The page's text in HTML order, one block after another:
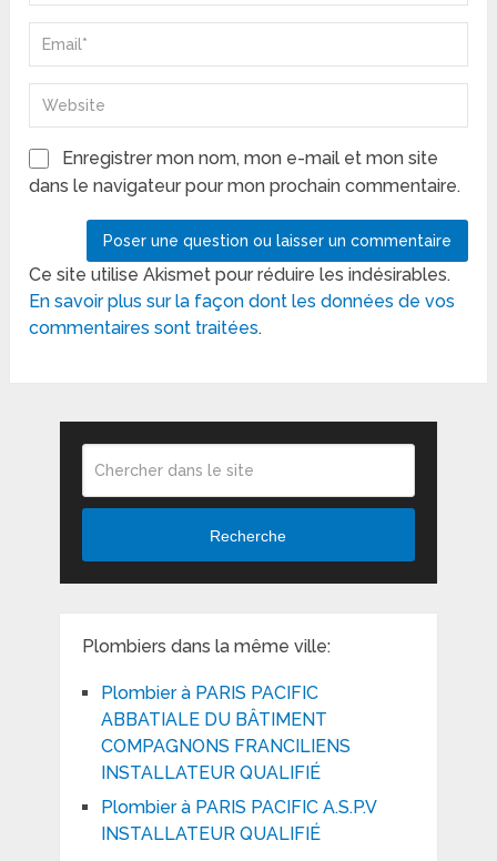
Enregistrer mon nom, mon e-mail et mon site
dans le navigateur pour mon prochain commentaire.
Ce site utilise Akismet pour réduire les indésirables.
En savoir plus sur la façon dont les données de vos
commentaires sont traitées.
Recherche
Plombiers dans la même ville:
Plombier à PARIS PACIFIC
ABBATIALE DU BÂTIMENT
COMPAGNONS FRANCILIENS
INSTALLATEUR QUALIFIÉ
Plombier à PARIS PACIFIC A.S.P.V
INSTALLATEUR QUALIFIÉ